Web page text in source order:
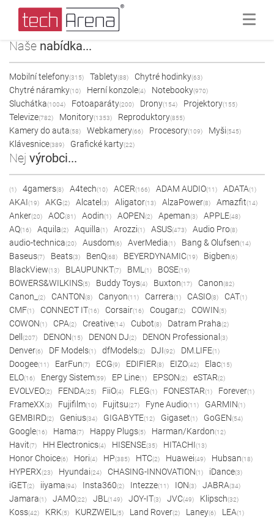
Naše nabídka...
Mobilní telefony(315) Tablety(88) Chytré hodinky(63)
Chytré náramky(10) Herní konzole(4) Notebooky(970)
Sluchátka(1004) Fotoaparáty(200) Drony(154) Projektory(155)
Televize(782) Monitory(1353) Reproduktory(855)
Kamery do auta(58) Webkamery(66) Procesory(109) Myši(545)
Klávesnice(389) Grafické karty(22)
Nej výrobci...
(1) 4gamers(8) A4tech(10) ACER(166) ADAM AUDIO(11) ADATA(1)
AKAI(19) AKG(2) Alcatel (3) Aligator(13) AlzaPower(8) Amazfit(14)
Anker(20) AOC(81) Aodin(1) AOPEN(2) Apeman(3) APPLE(48)
AQ(16) Aquila(2) Aquilla(1) Arozzi(1) ASUS(473) Audio Pro(8)
audio-technica(20) Ausdom(6) AverMedia(1) Bang & Olufsen(14)
Baseus(7) Beats(3) BenQ(68) BEYERDYNAMIC(19) Bigben(6)
BlackView(13) BLAUPUNKT(7) BML (1) BOSE(19)
BOWERS&WILKINS(5) Buddy Toys(4) Buxton(17) Canon(82)
Canon_ (2) CANTON(8) Canyon(11) Carrera(1) CASIO(8) CAT(1)
CMF(1) CONNECT IT(16) Corsair(16) Cougar(2) COWIN(5)
COWON(1) CPA(2) Creative(14) Cubot(8) Datram Praha(2)
Dell (207) DENON(15) DENON DJ(2) DENON Professional (3)
Denver(6) DF Models(1) dfModels(2) DJI(92) DM.LIFE(1)
Doogee(11) EarFun(7) ECG(9) EDIFIER(8) EIZO(42) Elac(15)
ELO(16) Energy Sistem(59) EP Line(1) EPSON(2) eSTAR(2)
EVOLVEO(2) FENDA(25) FiiO(4) FLEG(1) FONESTAR(1) Forever(1)
FrameXX(3) Fujifilm(10) Fujitsu(27) Fyne Audio(11) GARMIN(1)
GEMBIRD(2) Genius(34) GIGABYTE(12) Gigaset(1) GoGEN(54)
Google(16) Hama(7) Happy Plugs(5) Harman/Kardon(12)
Havit(7) HH Electronics(4) HISENSE(35) HITACHI(13)
Honor Choice(6) Hori(4) HP(385) HTC(2) Huawei(49) Hubsan(18)
HYPERX(23) Hyundai(24) CHASING-INNOVATION(1) iDance(3)
iGET(2) iiyama(94) Insta360(2) Intezze(11) ION(3) JABRA(34)
Jamara(1) JAMO(22) JBL (149) JOY-IT(3) JVC(49) Klipsch(32)
Koss(42) KRK(5) KURZWEIL (5) Land Rover(2) Laney(6) LEA(1)